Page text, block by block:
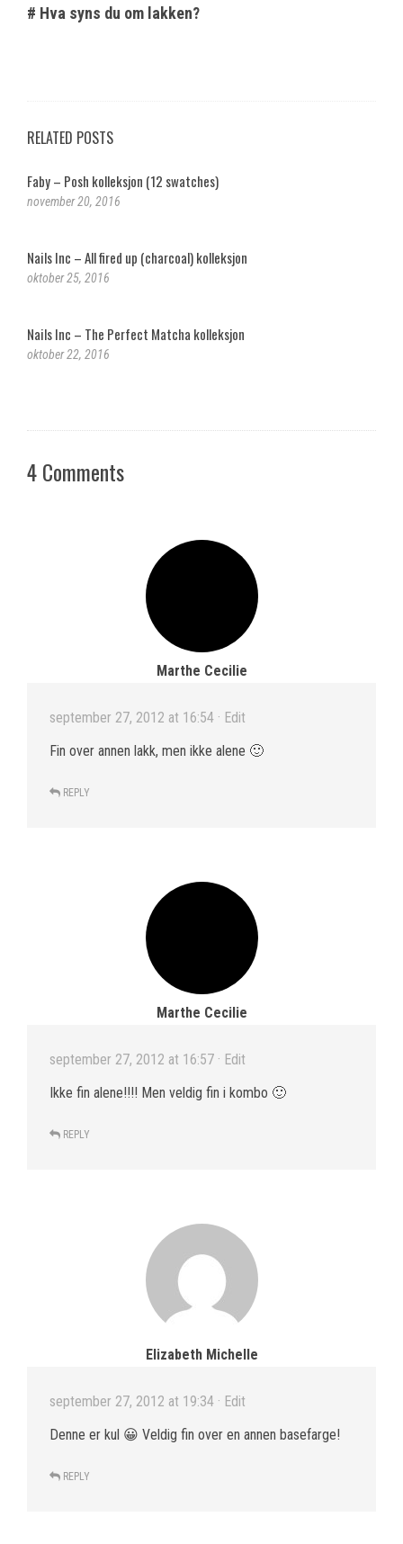
# Hva syns du om lakken?
RELATED POSTS
Faby – Posh kolleksjon (12 swatches)
november 20, 2016
Nails Inc – All fired up (charcoal) kolleksjon
oktober 25, 2016
Nails Inc – The Perfect Matcha kolleksjon
oktober 22, 2016
4 Comments
Marthe Cecilie
september 27, 2012 at 16:54 · Edit
Fin over annen lakk, men ikke alene 🙂
REPLY
Marthe Cecilie
september 27, 2012 at 16:57 · Edit
Ikke fin alene!!!! Men veldig fin i kombo 🙂
REPLY
Elizabeth Michelle
september 27, 2012 at 19:34 · Edit
Denne er kul 😀 Veldig fin over en annen basefarge!
REPLY